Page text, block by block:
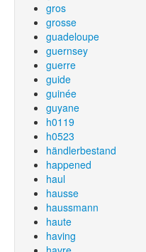
gros
grosse
guadeloupe
guernsey
guerre
guide
guinée
guyane
h0119
h0523
händlerbestand
happened
haul
hausse
haussmann
haute
having